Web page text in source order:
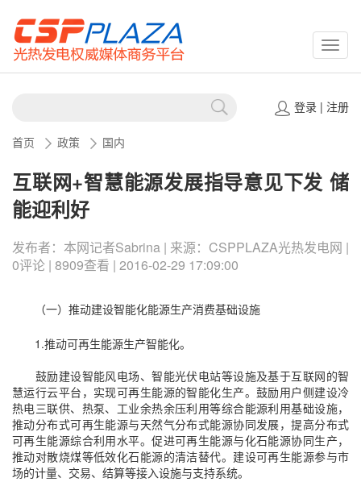
登录| 注册
首页 政策 国内
互联网+智慧能源发展指导意见下发 储
能迎利好
发布者：本网记者Sabrina | 来源：CSPPLAZA光热发电网 |
0评论 | 8909查看 | 2016-02-29 17:09:00
（一）推动建设智能化能源生产消费基础设施
1.推动可再生能源生产智能化。
鼓励建设智能风电场、智能光伏电站等设施及基于互联网的智
慧运行云平台，实现可再生能源的智能化生产。鼓励用户侧建设冷
热电三联供、热泵、工业余热余压利用等综合能源利用基础设施，
推动分布式可再生能源与天然气分布式能源协同发展，提高分布式
可再生能源综合利用水平。促进可再生能源与化石能源协同生产，
推动对散烧煤等低效化石能源的清洁替代。建设可再生能源参与市
场的计量、交易、结算等接入设施与支持系统。